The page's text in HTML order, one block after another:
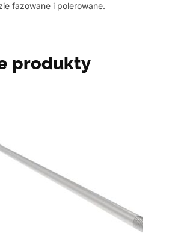
fazowane i polerowane.
produkty